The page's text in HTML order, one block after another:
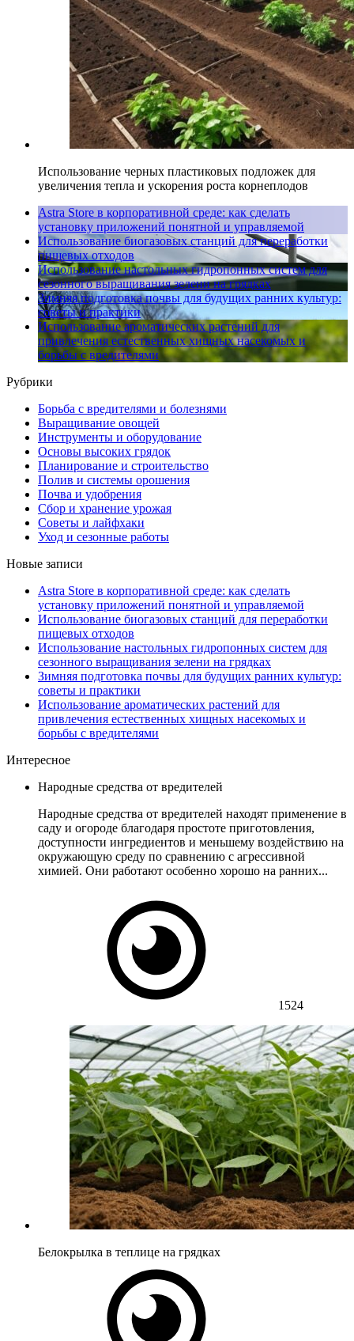
Использование черных пластиковых подложек для
увеличения тепла и ускорения роста корнеплодов
Astra Store в корпоративной среде: как сделать
установку приложений понятной и управляемой
Использование биогазовых станций для переработки
пищевых отходов
Использование настольных гидропонных систем для
сезонного выращивания зелени на грядках
Зимняя подготовка почвы для будущих ранних культур:
советы и практики
Использование ароматических растений для
привлечения естественных хищных насекомых и
борьбы с вредителями
Рубрики
Борьба с вредителями и болезнями
Выращивание овощей
Инструменты и оборудование
Основы высоких грядок
Планирование и строительство
Полив и системы орошения
Почва и удобрения
Сбор и хранение урожая
Советы и лайфхаки
Уход и сезонные работы
Новые записи
Astra Store в корпоративной среде: как сделать
установку приложений понятной и управляемой
Использование биогазовых станций для переработки
пищевых отходов
Использование настольных гидропонных систем для
сезонного выращивания зелени на грядках
Зимняя подготовка почвы для будущих ранних культур:
советы и практики
Использование ароматических растений для
привлечения естественных хищных насекомых и
борьбы с вредителями
Интересное
Народные средства от вредителей
Народные средства от вредителей находят применение в
саду и огороде благодаря простоте приготовления,
доступности ингредиентов и меньшему воздействию на
окружающую среду по сравнению с агрессивной
химией. Они работают особенно хорошо на ранних...
1524
Белокрылка в теплице на грядках